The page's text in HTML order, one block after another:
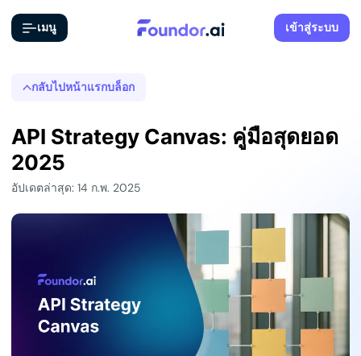
เมนู เข้าสู่ระบบ
กลับไปหน้าแรกบล็อก
API Strategy Canvas: คู่มือสุดยอด
2025
อัปเดตล่าสุด: 14 ก.พ. 2025